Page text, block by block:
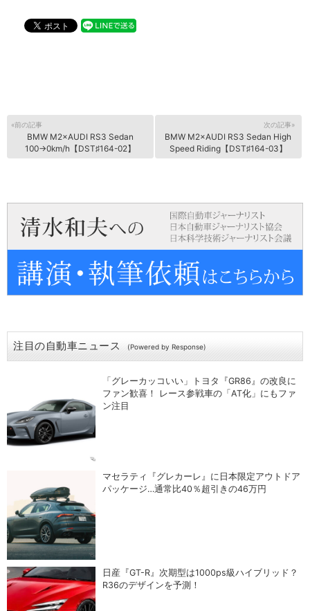
«前の記事
BMW M2×AUDI RS3 Sedan
100→0km/h【DST♯164-02】
次の記事»
BMW M2×AUDI RS3 Sedan High
Speed Riding【DST♯164-03】
注目の自動車ニュース (Powered by Response)
「グレーカッコいい」トヨタ『GR86』の改良に
ファン歓喜！ レース参戦車の「AT化」にもファ
ン注目
マセラティ『グレカーレ』に日本限定アウトドア
パッケージ…通常比40％超引きの46万円
日産『GT-R』次期型は1000ps級ハイブリッド？
R36のデザインを予測！